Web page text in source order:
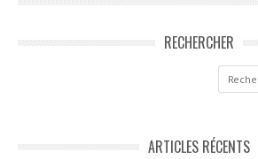
RECHERCHER
Recherche
ARTICLES RÉCENTS